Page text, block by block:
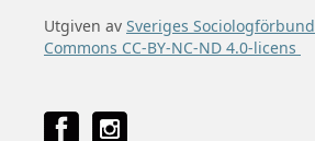
Utgiven av Sveriges Sociologförbund
Commons CC-BY-NC-ND 4.0-licens